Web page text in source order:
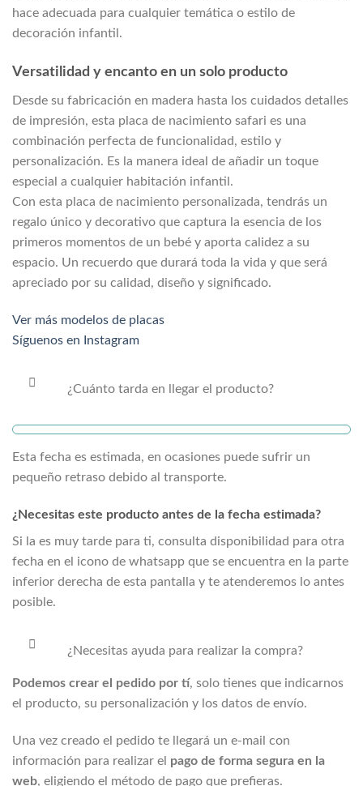
hace adecuada para cualquier temática o estilo de
decoración infantil.
Versatilidad y encanto en un solo producto
Desde su fabricación en madera hasta los cuidados detalles
de impresión, esta placa de nacimiento safari es una
combinación perfecta de funcionalidad, estilo y
personalización. Es la manera ideal de añadir un toque
especial a cualquier habitación infantil.
Con esta placa de nacimiento personalizada, tendrás un
regalo único y decorativo que captura la esencia de los
primeros momentos de un bebé y aporta calidez a su
espacio. Un recuerdo que durará toda la vida y que será
apreciado por su calidad, diseño y significado.
Ver más modelos de placas
Síguenos en Instagram
¿Cuánto tarda en llegar el producto?
Esta fecha es estimada, en ocasiones puede sufrir un
pequeño retraso debido al transporte.
¿Necesitas este producto antes de la fecha estimada?
Si la es muy tarde para ti, consulta disponibilidad para otra
fecha en el icono de whatsapp que se encuentra en la parte
inferior derecha de esta pantalla y te atenderemos lo antes
posible.
¿Necesitas ayuda para realizar la compra?
Podemos crear el pedido por tí, solo tienes que indicarnos
el producto, su personalización y los datos de envío.
Una vez creado el pedido te llegará un e-mail con
información para realizar el pago de forma segura en la
web, eligiendo el método de pago que prefieras.